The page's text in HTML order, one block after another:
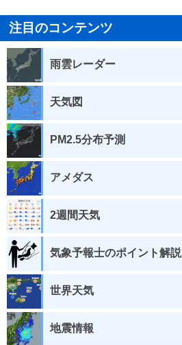
注目のコンテンツ
雨雲レーダー
天気図
PM2.5分布予測
アメダス
2週間天気
気象予報士のポイント解説
世界天気
地震情報